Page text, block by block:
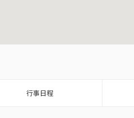
行事日程